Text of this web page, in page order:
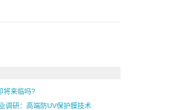
将来临吗?
调研：高端防UV保护膜技术